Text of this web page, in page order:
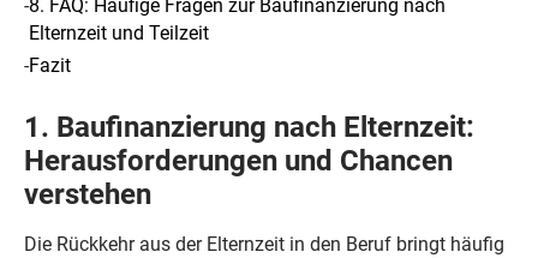
-8. FAQ: Häufige Fragen zur Baufinanzierung nach
Elternzeit und Teilzeit
-Fazit
1. Baufinanzierung nach Elternzeit:
Herausforderungen und Chancen
verstehen
Die Rückkehr aus der Elternzeit in den Beruf bringt häufig